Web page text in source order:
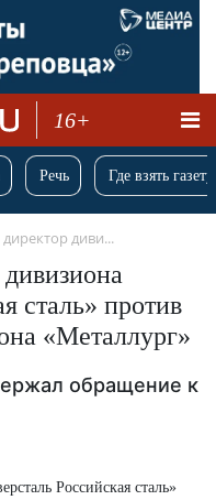
16+
Речь Где взять
диви...
сталь» против
«Металлург»
обращение к
Российская сталь»